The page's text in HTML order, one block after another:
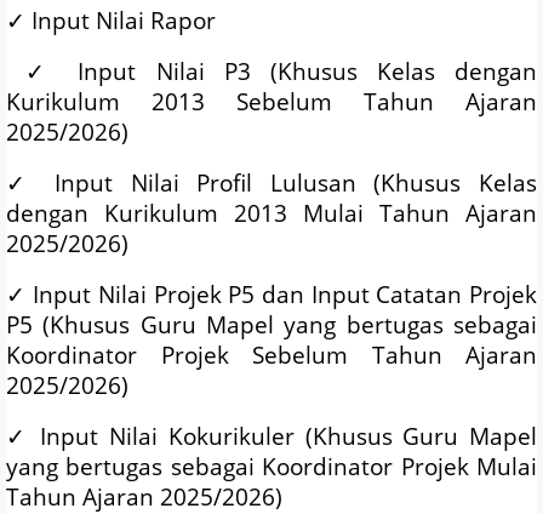
✓ Input Nilai Rapor
✓
Input Nilai P3 (Khusus Kelas dengan
Kurikulum 2013 Sebelum Tahun Ajaran
2025/2026)
✓
Input Nilai Profil Lulusan (Khusus Kelas
dengan Kurikulum 2013 Mulai Tahun Ajaran
2025/2026)
✓ Input Nilai Projek P5 dan Input Catatan Projek
P5 (Khusus Guru Mapel yang bertugas sebagai
Koordinator Projek Sebelum Tahun Ajaran
2025/2026)
✓
Input Nilai Kokurikuler (Khusus Guru Mapel
yang bertugas sebagai Koordinator Projek Mulai
Tahun Ajaran 2025/2026)